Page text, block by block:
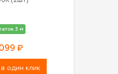
3 м
₽
в один клик